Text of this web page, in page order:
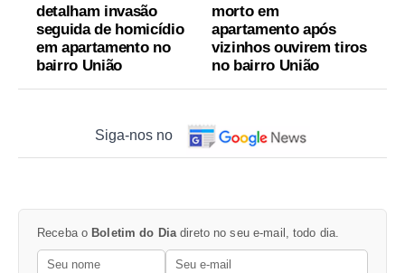
detalham invasão
seguida de homicídio
em apartamento no
bairro União
morto em
apartamento após
vizinhos ouvirem tiros
no bairro União
Siga-nos no
Receba o Boletim do Dia direto no seu e-mail, todo dia.